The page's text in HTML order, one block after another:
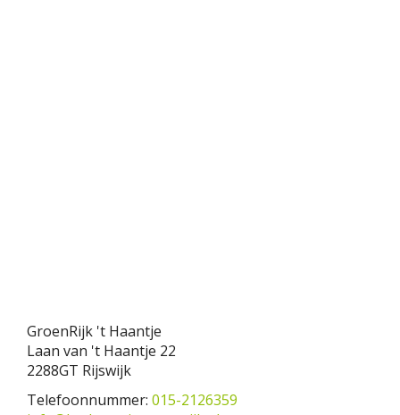
GroenRijk 't Haantje
Laan van 't Haantje 22
2288GT Rijswijk
Telefoonnummer: 015-2126359